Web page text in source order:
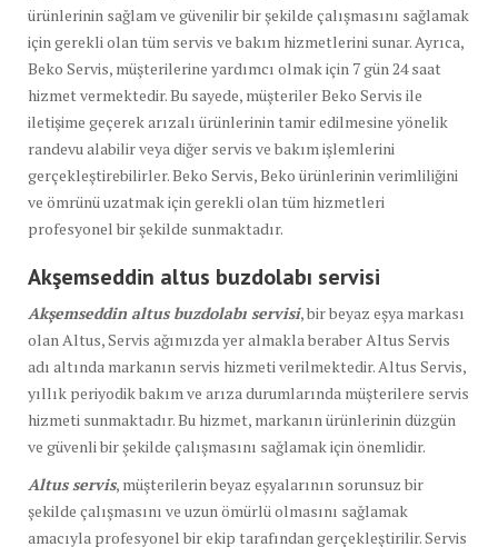
ürünlerinin sağlam ve güvenilir bir şekilde çalışmasını sağlamak
için gerekli olan tüm servis ve bakım hizmetlerini sunar. Ayrıca,
Beko Servis, müşterilerine yardımcı olmak için 7 gün 24 saat
hizmet vermektedir. Bu sayede, müşteriler Beko Servis ile
iletişime geçerek arızalı ürünlerinin tamir edilmesine yönelik
randevu alabilir veya diğer servis ve bakım işlemlerini
gerçekleştirebilirler. Beko Servis, Beko ürünlerinin verimliliğini
ve ömrünü uzatmak için gerekli olan tüm hizmetleri
profesyonel bir şekilde sunmaktadır.
Akşemseddin altus buzdolabı servisi
Akşemseddin altus buzdolabı servisi, bir beyaz eşya markası
olan Altus, Servis ağımızda yer almakla beraber Altus Servis
adı altında markanın servis hizmeti verilmektedir. Altus Servis,
yıllık periyodik bakım ve arıza durumlarında müşterilere servis
hizmeti sunmaktadır. Bu hizmet, markanın ürünlerinin düzgün
ve güvenli bir şekilde çalışmasını sağlamak için önemlidir.
Altus servis, müşterilerin beyaz eşyalarının sorunsuz bir
şekilde çalışmasını ve uzun ömürlü olmasını sağlamak
amacıyla profesyonel bir ekip tarafından gerçekleştirilir. Servis